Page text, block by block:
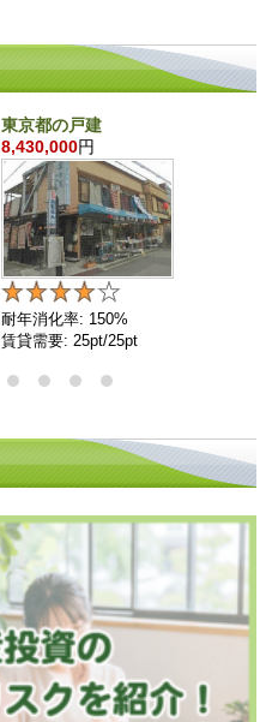
東京都の戸建
8,430,000円
耐年消化率: 150%
賃貸需要: 25pt/25pt